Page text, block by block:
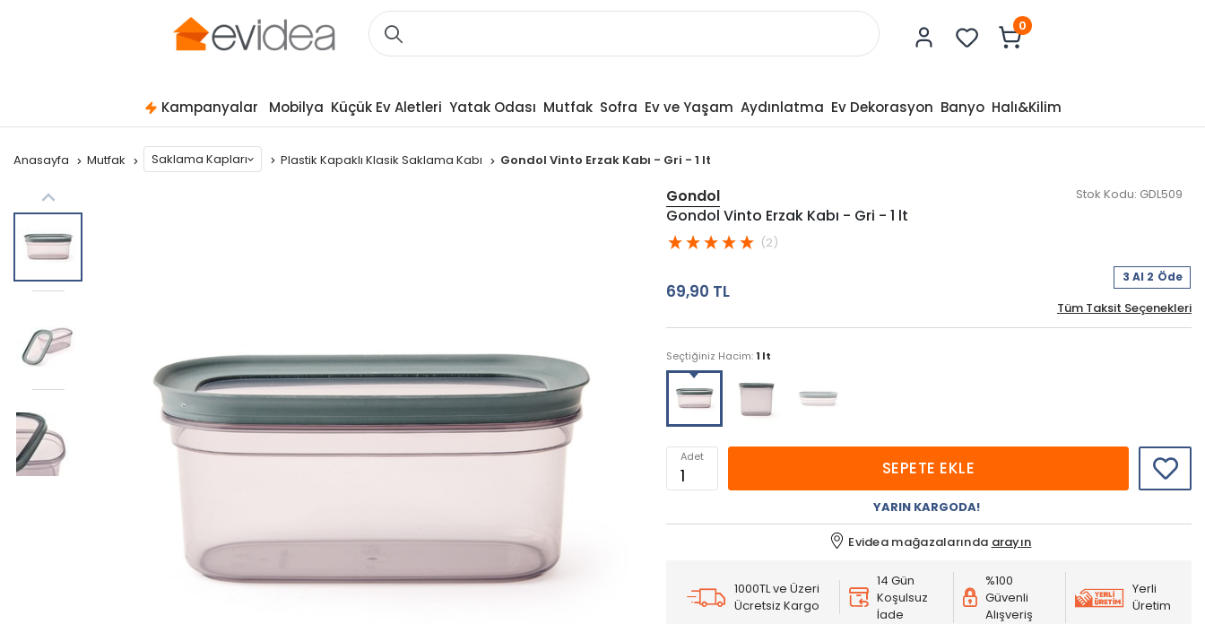
0
Kampanyalar Mobilya Küçük Ev Aletleri Yatak Odası Mutfak Sofra Ev ve Yaşam Aydınlatma Ev Dekorasyon Banyo Halı&Kilim
Anasayfa Mutfak Saklama Kapları Plastik Kapaklı Klasik Saklama Kabı Gondol Vinto Erzak Kabı - Gri - 1 lt
Gondol Stok Kodu: GDL509
Gondol Vinto Erzak Kabı - Gri - 1 lt
(2)
69,90 TL
3 Al 2 Öde
Tüm Taksit Seçenekleri
Seçtiğiniz Hacim: 1 lt
Adet
SEPETE EKLE
YARIN KARGODA!
Evidea mağazalarında arayın
1000TL ve Üzeri
Ücretsiz Kargo
14 Gün
Koşulsuz
İade
%100
Güvenli
Alışveriş
Yerli
Üretim